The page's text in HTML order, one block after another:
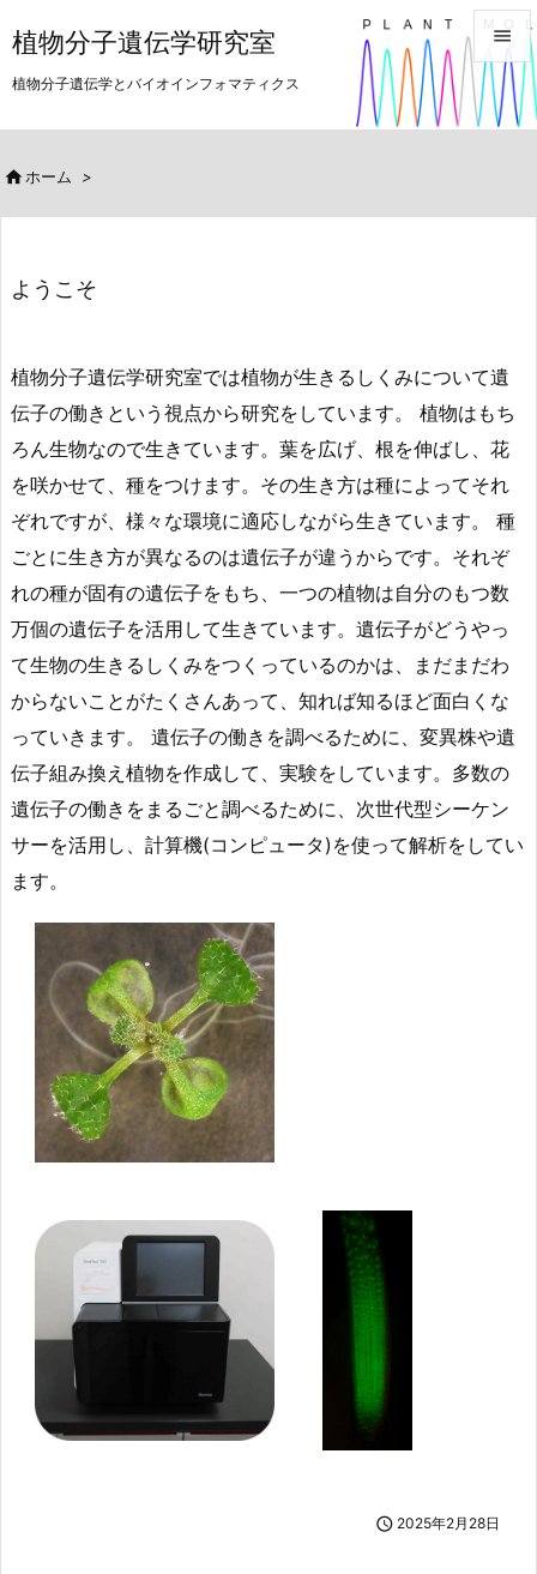
植物分子遺伝学研究室
植物分子遺伝学とバイオインフォマティクス


メニュ

 ホーム >
ようこそ
植物分子遺伝学研究室では植物が生きるしくみについて遺
伝子の働きという視点から研究をしています。 植物はもち
ろん生物なので生きています。葉を広げ、根を伸ばし、花
を咲かせて、種をつけます。その生き方は種によってそれ
ぞれですが、様々な環境に適応しながら生きています。 種
ごとに生き方が異なるのは遺伝子が違うからです。それぞ
れの種が固有の遺伝子をもち、一つの植物は自分のもつ数
万個の遺伝子を活用して生きています。遺伝子がどうやっ
て生物の生きるしくみをつくっているのかは、まだまだわ
からないことがたくさんあって、知れば知るほど面白くな
っていきます。 遺伝子の働きを調べるために、変異株や遺
伝子組み換え植物を作成して、実験をしています。多数の
遺伝子の働きをまるごと調べるために、次世代型シーケン
サーを活用し、計算機(コンピュータ)を使って解析をしてい
ます。
 2025年2月28日